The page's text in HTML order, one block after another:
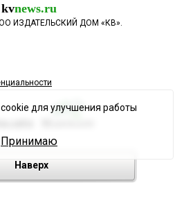
kvnews.ru
ИЗДАТЕЛЬСКИЙ ДОМ «КВ».
сайта
Наверх
для улучшения работы
Принимаю